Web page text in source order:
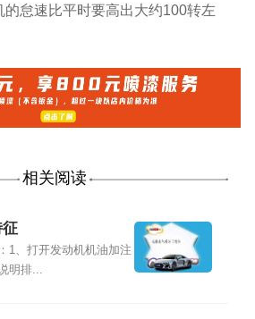
怠速比平时要高出大约100转左
相关阅读
1、打开发动机机油加注
明排...